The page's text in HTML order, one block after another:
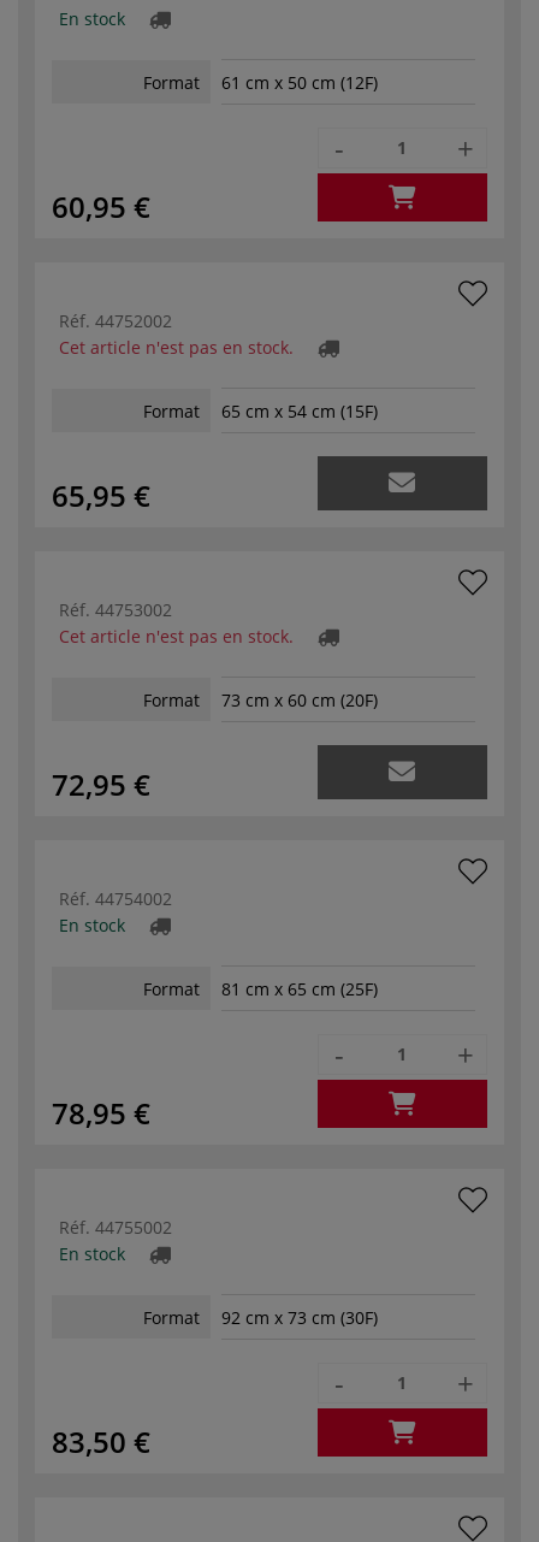
En stock
Format 61 cm x 50 cm (12F)
60,95 €
- +
Réf. 44752002
Cet article n'est pas en stock.
Format 65 cm x 54 cm (15F)
65,95 €
Réf. 44753002
Cet article n'est pas en stock.
Format 73 cm x 60 cm (20F)
72,95 €
Réf. 44754002
En stock
Format 81 cm x 65 cm (25F)
78,95 €
- +
Réf. 44755002
En stock
Format 92 cm x 73 cm (30F)
83,50 €
- +